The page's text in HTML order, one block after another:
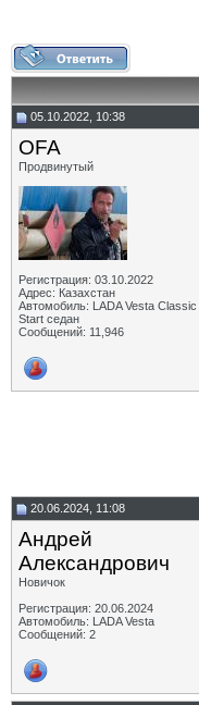
05.10.2022, 10:38
OFA
Продвинутый
Регистрация: 03.10.2022
Адрес: Казахстан
Автомобиль: LADA Vesta Classic
Start седан
Сообщений: 11,946
20.06.2024, 11:08
Андрей
Aлександрович
Новичок
Регистрация: 20.06.2024
Автомобиль: LADA Vesta
Сообщений: 2